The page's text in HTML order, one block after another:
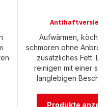
Aufwärmen,
schmoren ohne
zusätzliches Fett.
reinigen mit einer
langlebigen
Produkte